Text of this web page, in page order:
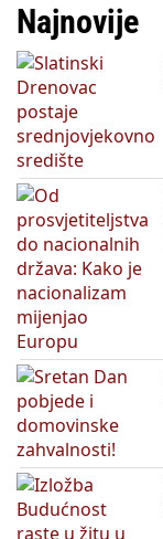
Najnovije